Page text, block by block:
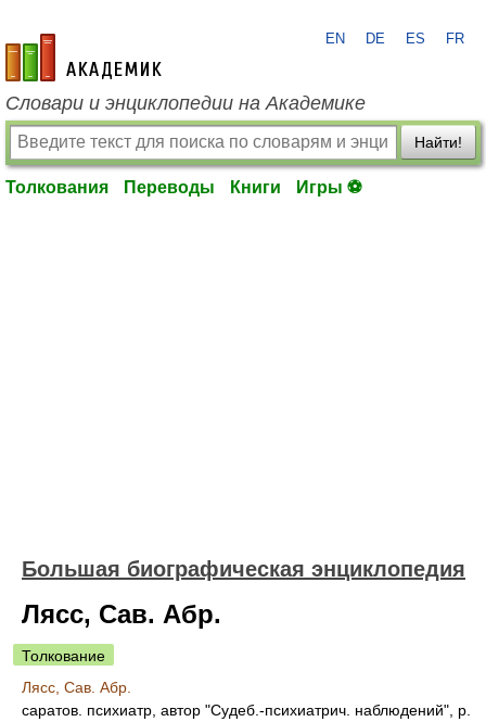
academic.ru
EN DE ES FR
Словари и энциклопедии на Академике
Найти!
Толкования Переводы Книги Игры ⚽
Большая биографическая энциклопедия
Лясс, Сав. Абр.
Толкование
Лясс, Сав. Абр.
саратов. психиатр, автор "Судеб.-психиатрич. наблюдений", р.